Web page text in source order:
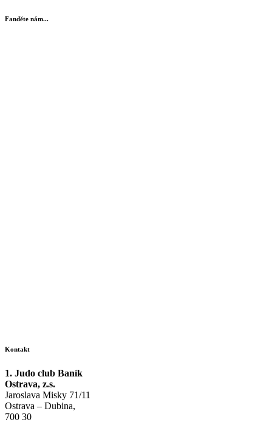
Fanděte nám...
Kontakt
1. Judo club Baník
Ostrava, z.s.
Jaroslava Misky 71/11
Ostrava – Dubina,
700 30